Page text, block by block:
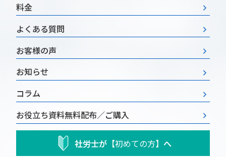
料金
よくある質問
お客様の声
お知らせ
コラム
お役立ち資料無料配布／ご購入
社労士が【初めての方】 へ